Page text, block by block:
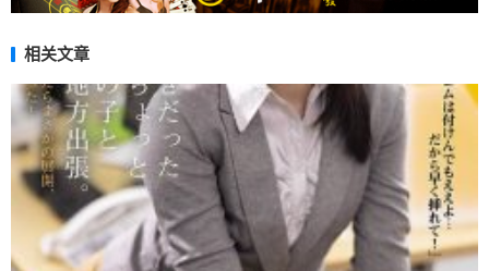
相关文章